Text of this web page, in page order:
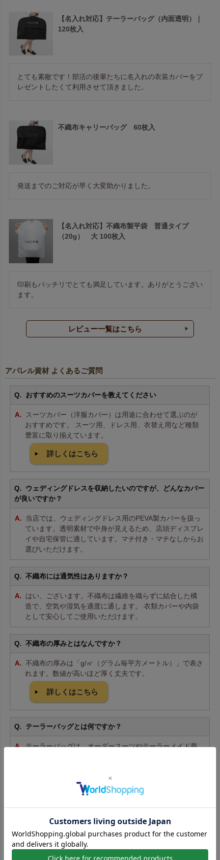
【名入れ対応】テーラーバッグ（内面透明）｜
120枚入
とても素敵です！部活の後輩たちに名入れの衣装カバーをプ
レゼントしたくて利用させて頂きました。
不織布キャリーバッグ 60枚入
発送までのご対応が早く大変助かりました。
【名入れ対応】不織布製平袋 普通タイプ
（20g） 大 100枚入
印刷もバッチリでとても満足しています。ありがとうござい
ます。
レビュー一覧はこちら
アパレル資材 よくあるご質問
おすすめのスーツカバーを教えてください
スーツカバー（洋服カバー）は用途に合わせて選ぶのが
おすすめです。 スーツ用、ドレス用、衣替え用など種類
豊富に取り揃えています。
詳しくはこちら
ウェディングドレスを収納したいのですが、どんなカバー
が良いですか？
当店では、ウェディングドレス用のPEVA製カバーを扱っ
ています。透明素材で中身が見えるため、店頭ディスプレ
イや自宅保管に適しています。マチ付き・マチなしからお
選びいただけます。
不織布には通気性はありますか？
はい、ございます。不織布は繊維を織らずに結合した構
造で、空気や湿気を適度に通します。 衣類カバーや内袋
として安心してご使用いただけます。
不織布の厚みとはなんですか？
不織布の厚みは「g/㎡（グラム毎平方メートル）」で表さ
れます。数値が高いほど厚く丈夫です。
詳しくはこちら
テーラーバッグとは何ですか？
テーラーバッグは、オーダースーツやテーラーメイド商
厚みにもよりますが、適切に使用すれば長期間お使いい
ただけます。繰り返し使用や、やや重い物の持ち運びにも
対応しています。